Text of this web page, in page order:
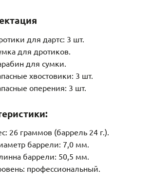
для дартс: 3 шт.
для дротиков.
для сумки.
хвостовики: 3 шт.
оперения: 3 шт.
26 граммов (баррель 24 г.).
баррели: 7,0 мм.
баррели: 50,5 мм.
профессиональный.